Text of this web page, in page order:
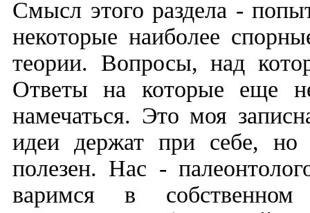
Смысл этого раздела -
некоторые наиболее
теории. Вопросы, над
Ответы на которые еще
намечаться. Это моя
идеи держат при себе, но
полезен. Нас -
варимся в